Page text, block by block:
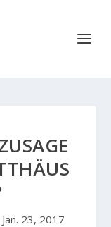
Jan. 23, 2017